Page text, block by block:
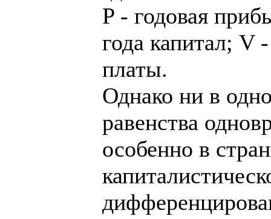
P - годовая
года капитал; V
платы.
Однако ни в
равенства
особенно в